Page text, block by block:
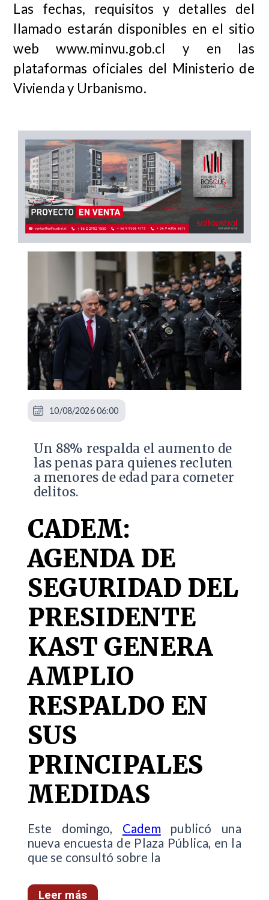
Las fechas, requisitos y detalles del
llamado estarán disponibles en el sitio
web www.minvu.gob.cl y en las
plataformas oficiales del Ministerio de
Vivienda y Urbanismo.
Un 88% respalda el aumento de
las penas para quienes recluten
a menores de edad para cometer
delitos.
CADEM:
AGENDA DE
SEGURIDAD DEL
PRESIDENTE
KAST GENERA
AMPLIO
RESPALDO EN
SUS
PRINCIPALES
MEDIDAS
Este domingo, Cadempublicó una
nueva encuesta de Plaza Pública, en la
que se consultó sobre la
Leer más
10/08/2026 06:00